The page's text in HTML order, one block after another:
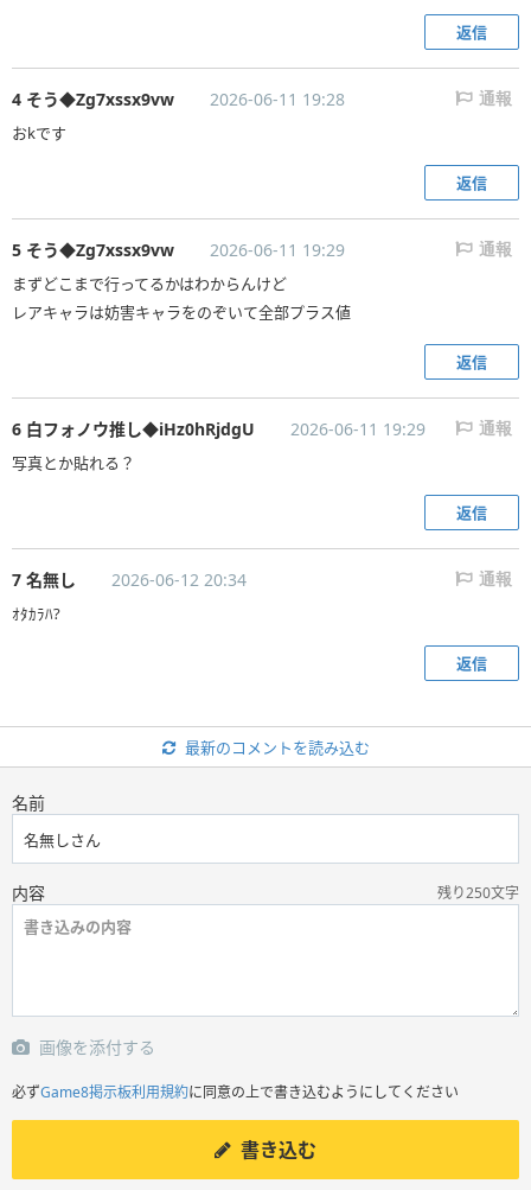
返信
4 そう◆Zg7xssx9vw 2026-06-11 19:28 通報
おkです
返信
5 そう◆Zg7xssx9vw 2026-06-11 19:29 通報
まずどこまで行ってるかはわからんけど
レアキャラは妨害キャラをのぞいて全部プラス値
返信
6 白フォノウ推し◆iHz0hRjdgU 2026-06-11 19:29 通報
写真とか貼れる？
返信
7 名無し 2026-06-12 20:34 通報
ｵﾀｶﾗﾊ?
返信
最新のコメントを読み込む
名前
内容 残り250文字
画像を添付する
必ずGame8掲示板利用規約に同意の上で書き込むようにしてください
書き込む